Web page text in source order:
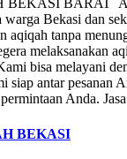
BEKASI BARAT
warga Bekasi dan
aqiqah tanpa
melaksanakan
bisa melayani
siap antar pesanan
Anda.
BEKASI